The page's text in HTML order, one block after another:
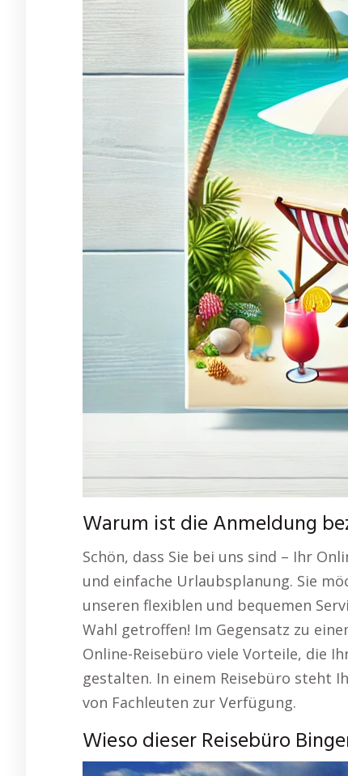
Warum ist die Anmeldung
Schön, dass Sie bei uns sind – Ihr
und einfache Urlaubsplanung. Sie
unseren flexiblen und bequemen
Wahl getroffen! Im Gegensatz zu
Online-Reisebüro viele Vorteile, die
gestalten. In einem Reisebüro steht
von Fachleuten zur Verfügung.
Wieso dieser Reisebüro